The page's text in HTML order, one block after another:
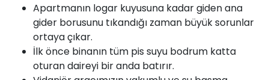
Apartmanın logar kuyusuna kadar giden ana
gider borusunu tıkandığı zaman büyük sorunlar
ortaya çıkar.
İlk önce binanın tüm pis suyu bodrum katta
oturan daireyi bir anda batırır.